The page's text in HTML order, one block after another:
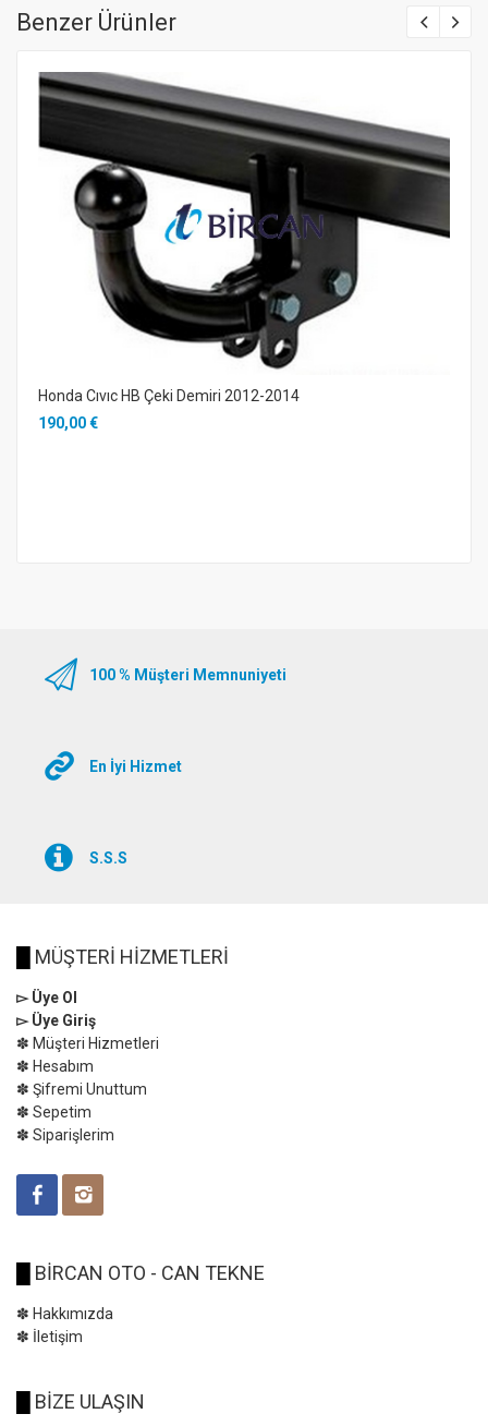
Benzer Ürünler
Honda Cıvıc HB Çeki Demiri 2012-2014
190,00 €
100 % Müşteri Memnuniyeti
En İyi Hizmet
S.S.S
MÜŞTERİ HİZMETLERİ
▻ Üye Ol
▻ Üye Giriş
✽ Müşteri Hizmetleri
✽ Hesabım
✽ Şifremi Unuttum
✽ Sepetim
✽ Siparişlerim
BİRCAN OTO - CAN TEKNE
✽ Hakkımızda
✽ İletişim
BİZE ULAŞIN